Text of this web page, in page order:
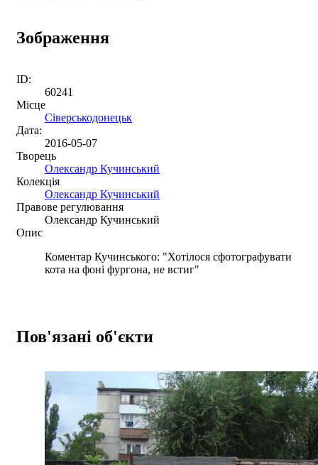
Зображення
ID:
60241
Місце
Сіверськодонецьк
Дата:
2016-05-07
Творець
Олександр Кучинський
Колекція
Олександр Кучинський
Правове регулювання
Олександр Кучинський
Опис
Коментар Кучинського: "Хотілося сфотографувати
кота на фоні фургона, не встиг"
Пов'язані об'єкти